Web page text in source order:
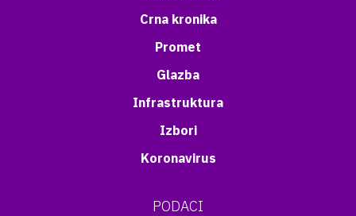
Crna kronika
Promet
Glazba
Infrastruktura
Izbori
Koronavirus
PODACI